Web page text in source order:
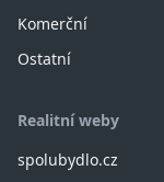
Komerční
Ostatní
Realitní weby
spolubydlo.cz